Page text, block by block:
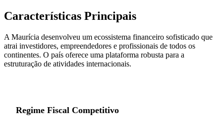
Características Principais
A Maurícia desenvolveu um ecossistema financeiro sofisticado que
atrai investidores, empreendedores e profissionais de todos os
continentes. O país oferece uma plataforma robusta para a
estruturação de atividades internacionais.
Regime Fiscal Competitivo